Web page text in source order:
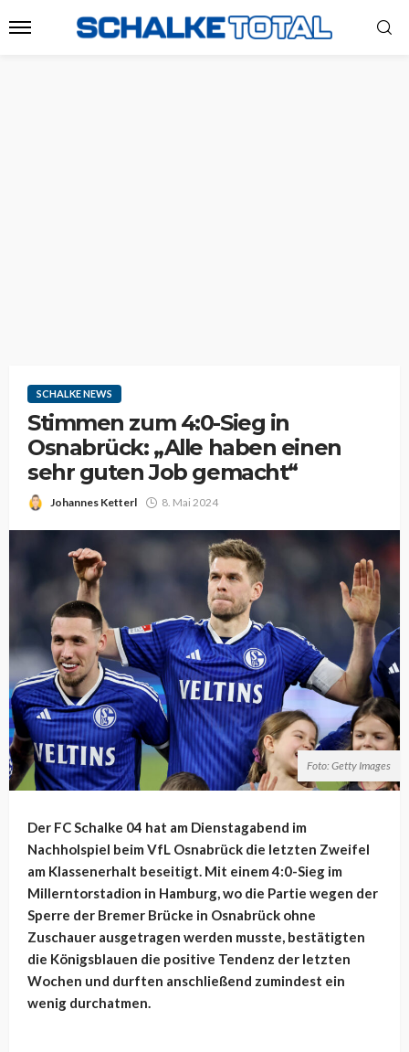
SCHALKE NEWS
Stimmen zum 4:0-Sieg in
Osnabrück: „Alle haben einen
sehr guten Job gemacht“
Johannes Ketterl 8. Mai 2024
Foto: Getty Images
Der FC Schalke 04 hat am Dienstagabend im
Nachholspiel beim VfL Osnabrück die letzten Zweifel
am Klassenerhalt beseitigt. Mit einem 4:0-Sieg im
Millerntorstadion in Hamburg, wo die Partie wegen der
Sperre der Bremer Brücke in Osnabrück ohne
Zuschauer ausgetragen werden musste, bestätigten
die Königsblauen die positive Tendenz der letzten
Wochen und durften anschließend zumindest ein
wenig durchatmen.